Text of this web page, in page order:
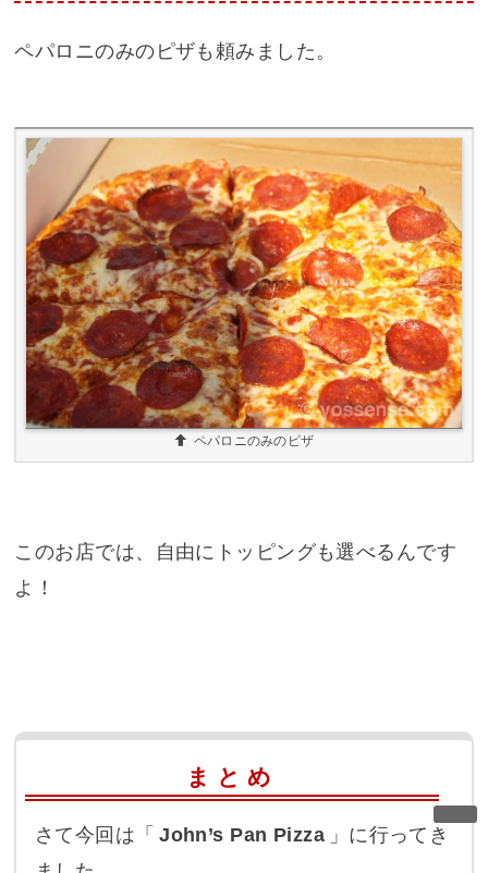
ペパロニのみのピザも頼みました。
ペパロニのみのピザ
このお店では、自由にトッピングも選べるんです
よ！
まとめ
さて今回は「 John’s Pan Pizza 」に行ってき